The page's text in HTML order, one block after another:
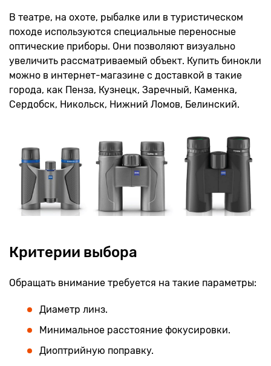
В театре, на охоте, рыбалке или в туристическом
походе используются специальные переносные
оптические приборы. Они позволяют визуально
увеличить рассматриваемый объект. Купить бинокли
можно в интернет-магазине с доставкой в такие
города, как Пенза, Кузнецк, Заречный, Каменка,
Сердобск, Никольск, Нижний Ломов, Белинский.
Критерии выбора
Обращать внимание требуется на такие параметры:
Диаметр линз.
Минимальное расстояние фокусировки.
Диоптрийную поправку.